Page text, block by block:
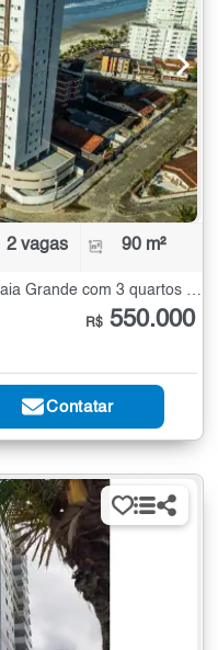
2 vagas 90 m²
Apartamento à Venda no Jardim Praia Grande com 3 quartos - 90 m²
R$ 550.000
Contatar